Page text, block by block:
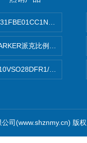
派克比例阀 柱塞泵
司(www.shznmy.cn) 版